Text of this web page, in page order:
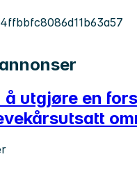
å utgjøre en